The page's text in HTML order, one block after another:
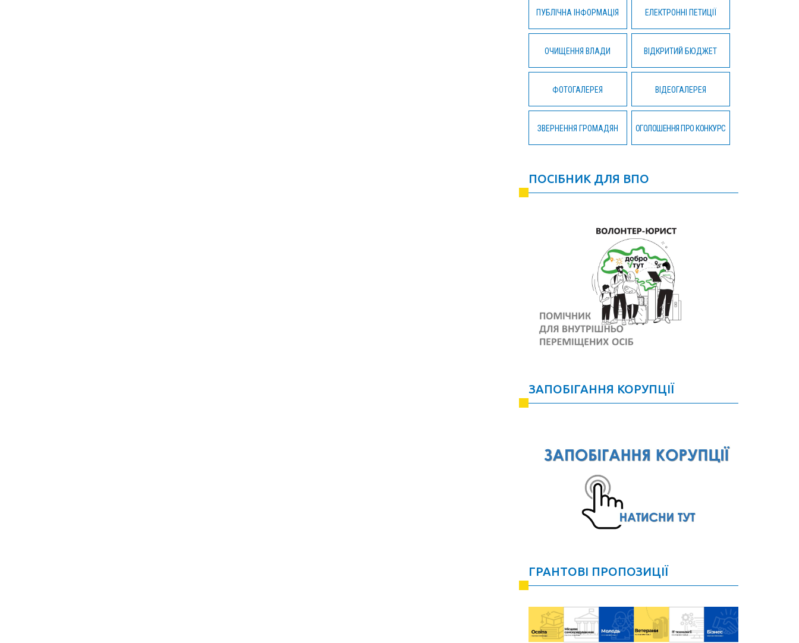
ПУБЛІЧНА ІНФОРМАЦІЯ ЕЛЕКТРОННІ ПЕТИЦІЇ
ОЧИЩЕННЯ ВЛАДИ ВІДКРИТИЙ БЮДЖЕТ
ФОТОГАЛЕРЕЯ ВІДЕОГАЛЕРЕЯ
ЗВЕРНЕННЯ ГРОМАДЯН ОГОЛОШЕННЯ ПРО КОНКУРС
ПОСІБНИК ДЛЯ ВПО
ЗАПОБІГАННЯ КОРУПЦІЇ
ГРАНТОВІ ПРОПОЗИЦІЇ